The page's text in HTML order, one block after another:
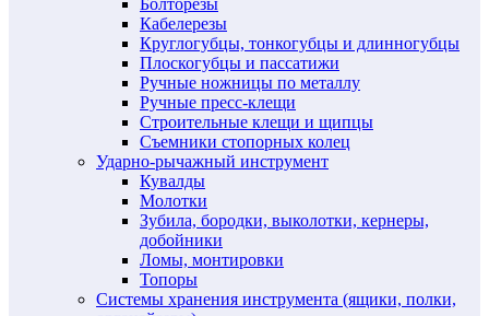
Болторезы
Кабелерезы
Круглогубцы, тонкогубцы и длинногубцы
Плоскогубцы и пассатижи
Ручные ножницы по металлу
Ручные пресс-клещи
Строительные клещи и щипцы
Съемники стопорных колец
Ударно-рычажный инструмент
Кувалды
Молотки
Зубила, бородки, выколотки, кернеры,
добойники
Ломы, монтировки
Топоры
Системы хранения инструмента (ящики, полки,